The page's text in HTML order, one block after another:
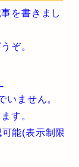
を書きまし
ぞ。
いません。
す。
能(表示制限